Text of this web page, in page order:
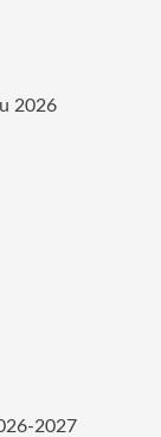
2026
2027